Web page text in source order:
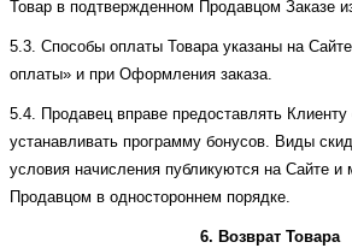
Товар в подтвержденном Продавцом Заказе
5.3. Способы оплаты Товара указаны на
оплаты» и при Оформления заказа.
5.4. Продавец вправе предоставлять
устанавливать программу бонусов. Виды
условия начисления публикуются на Сайте и
Продавцом в одностороннем порядке.
6. Возврат Товара